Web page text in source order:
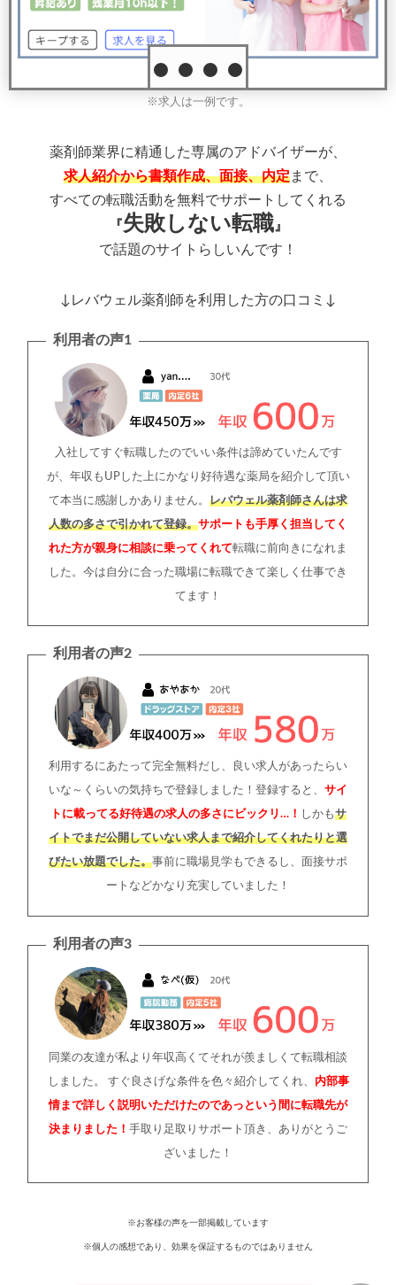
※求人は一例です。
薬剤師業界に精通した専属のアドバイザーが、
求人紹介から書類作成、面接、内定まで、
すべての転職活動を無料でサポートしてくれる
『 失敗しない転職』
で話題のサイトらしいんです！
↓レバウェル薬剤師を利用した方の口コミ↓
利用者の声1
入社してすぐ転職したのでいい条件は諦めていたんです
が、年収もUPした上にかなり好待遇な薬局を紹介して頂い
て本当に感謝しかありません。 レバウェル薬剤師さんは求
人数の多さで引かれて登録。サポートも手厚く担当してく
れた方が親身に相談に乗ってくれて転職に前向きになれま
した。今は自分に合った職場に転職できて楽しく仕事でき
てます！
利用者の声2
利用するにあたって完全無料だし、良い求人があったらい
いな～くらいの気持ちで登録しました！登録すると、 サイ
トに載ってる好待遇の求人の多さにビックリ…！ しかもサ
イトでまだ公開していない求人まで紹介してくれたりと選
びたい放題でした。事前に職場見学もできるし、面接サポ
ートなどかなり充実していました！
利用者の声3
同業の友達が私より年収高くてそれが羨ましくて転職相談
しました。 すぐ良さげな条件を色々紹介してくれ、 内部事
情まで詳しく説明いただけたのであっという間に転職先が
決まりました！ 手取り足取りサポート頂き、ありがとうご
ざいました！
※お客様の声を一部掲載しています
※個人の感想であり、効果を保証するものではありません